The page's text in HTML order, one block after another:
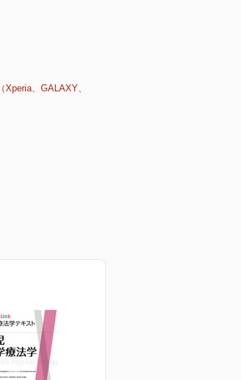
、GALAXY、